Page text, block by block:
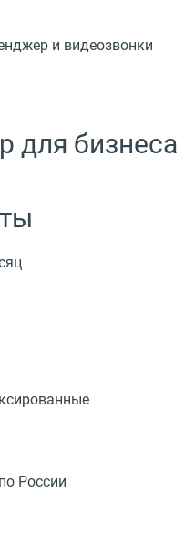
и видеозвонки
для бизнеса
России